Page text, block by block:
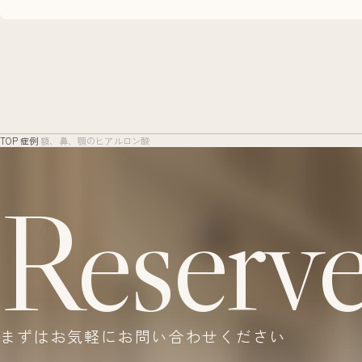
TOP症例 額、鼻、顎のヒアルロン酸
まずはお気軽にお問い合わせください